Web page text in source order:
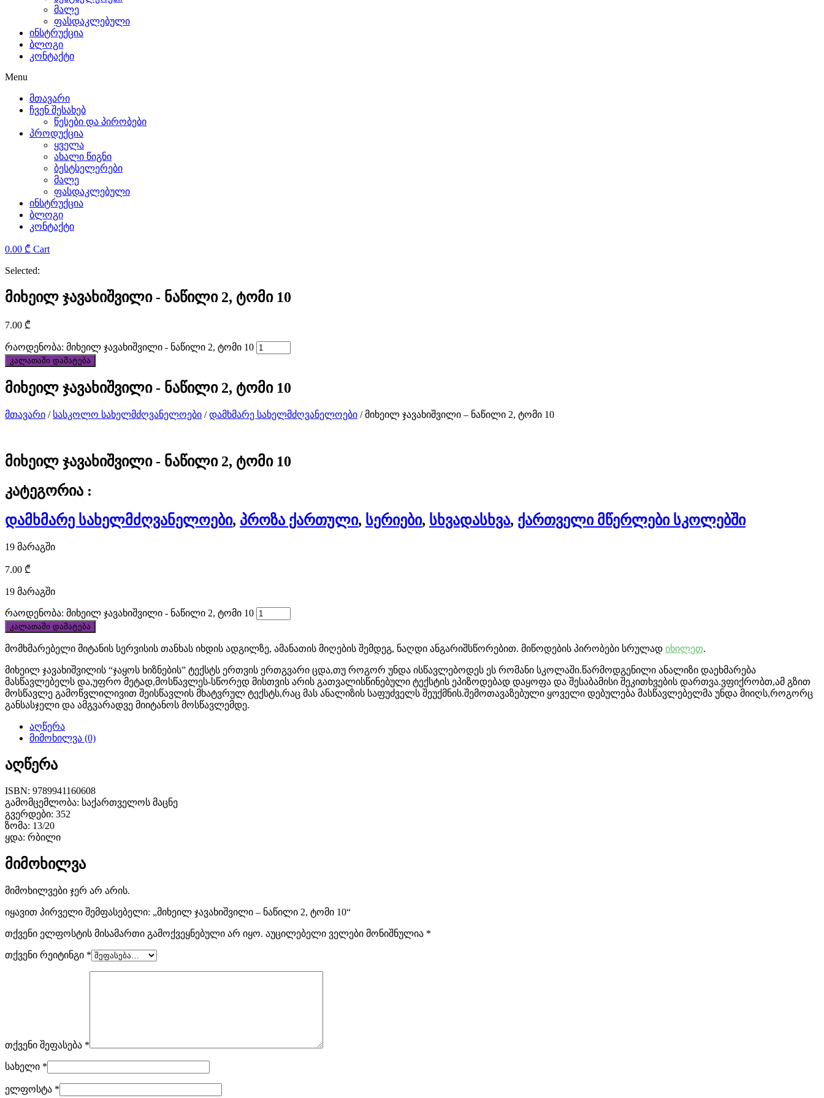
sensible
and
complex
characteristics.
replica
heuer
rolex
has
been
providing
customized
services
to
customers.
best
quality
discount
best
tag
heuer
replica
watches
at
discount
price.
cheap
tag
heuer
monaco
replica
draws
in
thousands
of
online
surfers.
completely
unique
charm
is
cheap
replica
tag
მალე
ფასდაკლებული
ინსტრუქცია
ბლოგი
კონტაქტი
Menu
მთავარი
ჩვენ შესახებ
წესები და პირობები
პროდუქცია
ყველა
ახალი წიგნი
ბესტსელერები
მალე
ფასდაკლებული
ინსტრუქცია
ბლოგი
კონტაქტი
0.00 ₾ Cart
Selected:
მიხეილ ჯავახიშვილი - ნაწილი 2, ტომი 10
7.00 ₾
რაოდენობა: მიხეილ ჯავახიშვილი - ნაწილი 2, ტომი 10
კალათაში დამატება
მიხეილ ჯავახიშვილი - ნაწილი 2, ტომი 10
მთავარი / სასკოლო სახელმძღვანელოები /დამხმარე სახელმძღვანელოები / მიხეილ ჯავახიშვილი – ნაწილი 2, ტომი 10
მიხეილ ჯავახიშვილი - ნაწილი 2, ტომი 10
კატეგორია :
დამხმარე სახელმძღვანელოები, პროზა ქართული, სერიები, სხვადასხვა, ქართველი მწერლები სკოლებში
19 მარაგში
7.00 ₾
19 მარაგში
რაოდენობა: მიხეილ ჯავახიშვილი - ნაწილი 2, ტომი 10
კალათაში დამატება
მომხმარებელი მიტანის სერვისის თანხას იხდის ადგილზე, ამანათის მიღების შემდეგ, ნაღდი ანგარიშსწორებით. მიწოდების პირობები სრულად იხილეთ.
მიხეილ ჯავახიშვილის “ჯაყოს ხიზნების” ტექსტს ერთვის ერთგვარი ცდა,თუ როგორ უნდა ისწავლებოდეს ეს რომანი სკოლაში.წარმოდგენილი ანალიზი დაეხმარება
მასწავლებელს და,უფრო მეტად,მოსწავლეს-სწორედ მისთვის არის გათვალისწინებული ტექსტის ეპიზოდებად დაყოფა და შესაბამისი შეკითხვების დართვა.ვფიქრობთ,ამ გზით
მოსწავლე გამოწვლილივით შეისწავლის მხატვრულ ტექსტს,რაც მას ანალიზის საფუძველს შეუქმნის.შემოთავაზებული ყოველი დებულება მასწავლებელმა უნდა მიიღს,როგორც
განსასჯელი და ამგვარადვე მიიტანოს მოსწავლემდე.
აღწერა
მიმოხილვა (0)
აღწერა
ISBN: 9789941160608
გამომცემლობა: საქართველოს მაცნე
გვერდები: 352
ზომა: 13/20
ყდა: რბილი
მიმოხილვა
მიმოხილვები ჯერ არ არის.
იყავით პირველი შემფასებელი: „მიხეილ ჯავახიშვილი – ნაწილი 2, ტომი 10“
თქვენი ელფოსტის მისამართი გამოქვეყნებული არ იყო. აუცილებელი ველები მონიშნულია *
თქვენი რეიტინგი *
თქვენი შეფასება *
სახელი *
ელფოსტა *